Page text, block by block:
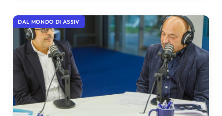
DAL MONDO DI ASSIV